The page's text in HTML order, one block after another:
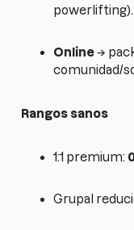
powerlifting).
Online→
comunidad/
Rangos sanos
1:1 premium:
Grupal